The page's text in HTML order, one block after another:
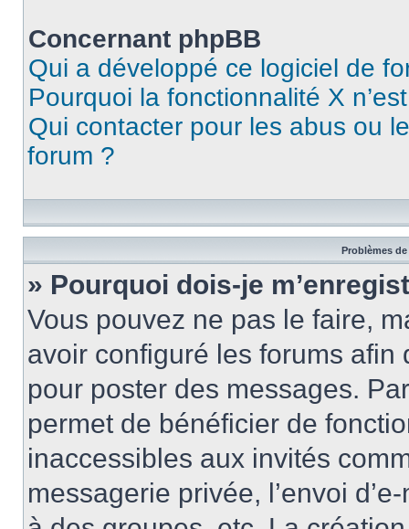
Concernant phpBB
Qui a développé ce logiciel de
Pourquoi la fonctionnalité X
Qui contacter pour les abus ou
forum ?
Problèmes
» Pourquoi dois-je
Vous pouvez ne pas le faire,
avoir configuré les forums afin
pour poster des messages.
permet de bénéficier de
inaccessibles aux invités
messagerie privée, l’envoi